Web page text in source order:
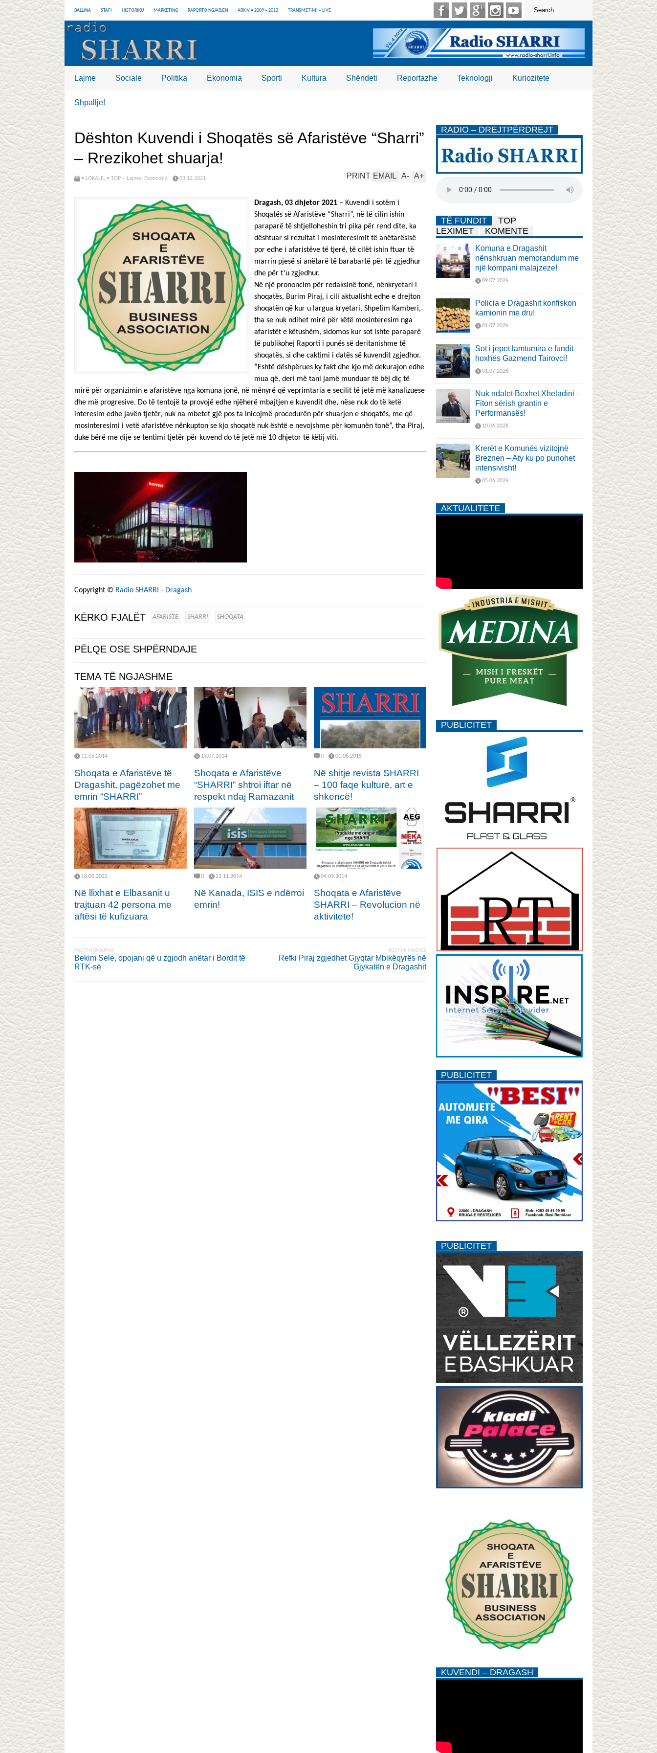
BALLINA STAFI HISTORIKU MARKETING RAPORTO NGJARJEN ARKIV • 2009 – 2013 TRANSMETIMI – LIVE
Lajme Sociale Politika Ekonomia Sporti Kultura Shëndeti Reportazhe Teknologji Kuriozitete
Shpallje!
Dështon Kuvendi i Shoqatës së Afaristëve “Sharri”
– Rrezikohet shuarja!
• LOKALE, • TOP – Lajme, Ekonomia 03.12.2021 A+
A-
EMAIL
PRINT
Dragash, 03 dhjetor 2021 – Kuvendi i sotëm i
Shoqatës së Afaristëve “Sharri”, në të cilin ishin
paraparë të shtjelloheshin tri pika për rend dite, ka
dështuar si rezultat i mosinteresimit të anëtarësisë
por edhe i afaristëve të tjerë, të cilët ishin ftuar të
marrin pjesë si anëtarë të barabartë për të zgjedhur
dhe për t’u zgjedhur.
Në një prononcim për redaksinë tonë, nënkryetari i
shoqatës, Burim Piraj, i cili aktualisht edhe e drejton
shoqatën që kur u largua kryetari, Shpetim Kamberi,
tha se nuk ndihet mirë për këtë mosinteresim nga
afaristët e këtushëm, sidomos kur sot ishte paraparë
të publikohej Raporti i punës së deritanishme të
shoqatës, si dhe caktimi i datës së kuvendit zgjedhor.
“Eshtë dëshpërues ky fakt dhe kjo më dekurajon edhe
mua që, deri më tani jamë munduar të bëj diç të
mirë për organizimin e afaristëve nga komuna jonë, në mënyrë që veprimtaria e secilit të jetë më kanalizuese
dhe më progresive. Do të tentojë ta provojë edhe njëherë mbajtjen e kuvendit dhe, nëse nuk do të ketë
interesim edhe javën tjetër, nuk na mbetet gjë pos ta inicojmë procedurën për shuarjen e shoqatës, me që
mosinteresimi i vetë afaristëve nënkupton se kjo shoqatë nuk është e nevojshme për komunën tonë”, tha Piraj,
duke bërë me dije se tentimi tjetër për kuvend do të jetë më 10 dhjetor të këtij viti.
Copyright © Radio SHARRI - Dragash
KËRKO FJALËT AFARISTE SHARRI SHOQATA
PËLQE OSE SHPËRNDAJE
TEMA TË NGJASHME
11.05.2014
Shoqata e Afaristëve të
Dragashit, pagëzohet me
emrin “SHARRI”
13.07.2014
Shoqata e Afaristëve
“SHARRI” shtroi iftar në
respekt ndaj Ramazanit
0 01.06.2015
Në shitje revista SHARRI
– 100 faqe kulturë, art e
shkencë!
18.05.2022
Në llixhat e Elbasanit u
trajtuan 42 persona me
aftësi të kufizuara
0 22.11.2014
Në Kanada, ISIS e ndërroi
emrin!
04.09.2014
Shoqata e Afaristëve
SHARRI – Revolucion në
aktivitete!
POSTIMI PARAPRAK
Bekim Sele, opojani që u zgjodh anëtar i Bordit të
RTK-së
POSTIMI I RADHËS
Refki Piraj zgjedhet Gjyqtar Mbikëqyrës në
Gjykatën e Dragashit
RADIO – DREJTPËRDREJT
TË FUNDIT
TOP
LEXIMET
KOMENTE
Komuna e Dragashit
nënshkruan memorandum me
një kompani malajzeze!
09.07.2026
Policia e Dragashit konfiskon
kamionin me dru!
01.07.2026
Sot i jepet lamtumira e fundit
hoxhës Gazmend Tairovci!
01.07.2026
Nuk ndalet Bexhet Xheladini –
Fiton sërish grantin e
Performansës!
10.06.2026
Krerët e Komunës vizitojnë
Breznen – Aty ku po punohet
intensivisht!
05.06.2026
AKTUALITETE
PUBLICITET
PUBLICITET
PUBLICITET
KUVENDI – DRAGASH